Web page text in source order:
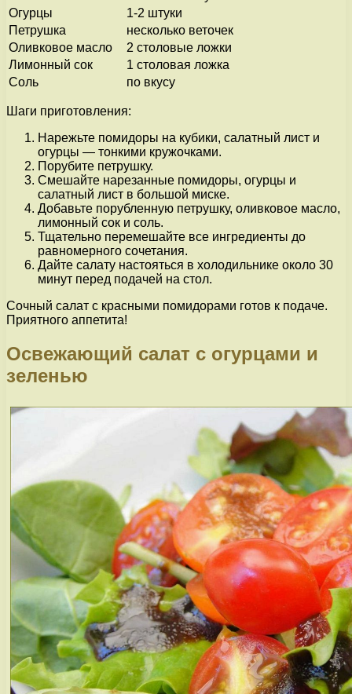
Огурцы
1-2 штуки
Петрушка
несколько веточек
Оливковое масло
2 столовые ложки
Лимонный сок
1 столовая ложка
Соль
по вкусу
Шаги приготовления:
Нарежьте помидоры на кубики, салатный лист и
огурцы — тонкими кружочками.
Порубите петрушку.
Смешайте нарезанные помидоры, огурцы и
салатный лист в большой миске.
Добавьте порубленную петрушку, оливковое масло,
лимонный сок и соль.
Тщательно перемешайте все ингредиенты до
равномерного сочетания.
Дайте салату настояться в холодильнике около 30
минут перед подачей на стол.
Сочный салат с красными помидорами готов к подаче.
Приятного аппетита!
Освежающий салат с огурцами и
зеленью